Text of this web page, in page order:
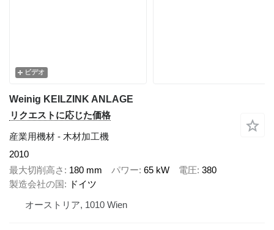
ビデオ
Weinig KEILZINK ANLAGE
リクエストに応じた価格
産業用機材 - 木材加工機
2010
最大切削高さ
180 mm パワー 65 kW 電圧 380
製造会社の国
ドイツ
オーストリア, 1010 Wien